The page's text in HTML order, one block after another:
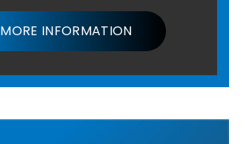
MORE INFORMATION